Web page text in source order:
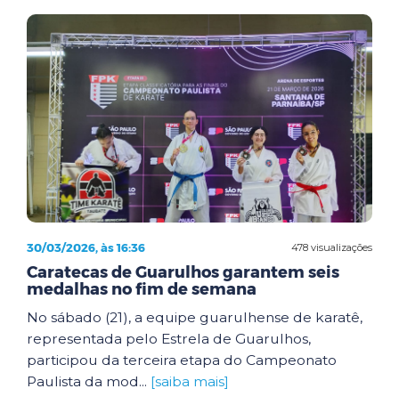
478 visualizações
30/03/2026, às 16:36
Caratecas de Guarulhos garantem seis
medalhas no fim de semana
No sábado (21), a equipe guarulhense de karatê,
representada pelo Estrela de Guarulhos,
participou da terceira etapa do Campeonato
Paulista da mod... [saiba mais]